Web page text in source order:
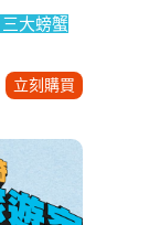
三大螃蟹
立刻購買